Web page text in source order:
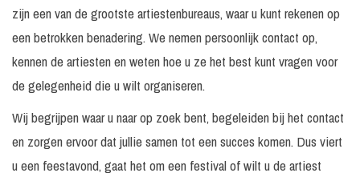
zijn een van de grootste artiestenbureaus, waar u kunt rekenen op
een betrokken benadering. We nemen persoonlijk contact op,
kennen de artiesten en weten hoe u ze het best kunt vragen voor
de gelegenheid die u wilt organiseren.
Wij begrijpen waar u naar op zoek bent, begeleiden bij het contact
en zorgen ervoor dat jullie samen tot een succes komen. Dus viert
u een feestavond, gaat het om een festival of wilt u de artiest